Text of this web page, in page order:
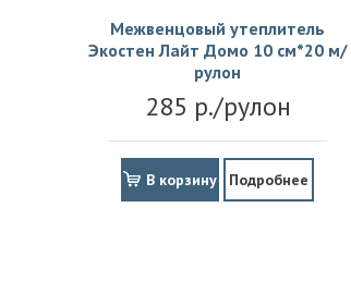
Межвенцовый утеплитель
Экостен Лайт Домо 10 см*20 м/
рулон
285 р./рулон
В корзину Подробнее